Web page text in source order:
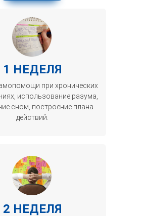
1 НЕДЕЛЯ
2 НЕДЕЛЯ
при хронических
использование разума,
сном, построение плана
действий.